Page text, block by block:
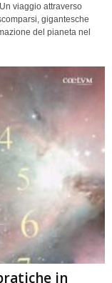
viaggio attraverso
gigantesche
del pianeta nel
in